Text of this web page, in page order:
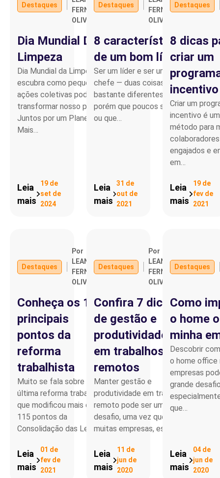
Parceiro de Vendas
Trabalhe Conosco
Destaques
FERNANDO
OLIVEIRA
Dia Mundial Da
Limpeza
Dia Mundial da Limpeza,
escubra como pequenas
ações coletivas podem
transformar nosso plane.
Juntos por um Planeta
Mais…
Leia
mais
19 de
set de
2024
Destaques
FERNANDO
OLIVEIRA
8 características
de um bom líder
Ser um líder e ser um
chefe — duas coisas
bastante diferentes,
porém que poucos sabem
ou que…
Leia
mais
31 de
out de
2021
Destaques
8 dicas
criar um
incentivo
Criar um
incentivo é
método para
engajados e
em…
Leia
mais
19 de
fev de
2021
Destaques
Por
LEANDRO
FERNANDO
OLIVEIRA
Conheça os 10
principais
pontos da
reforma
trabalhista
Muito se fala sobre a
última reforma trabalhista,
que modificou mais de
115 pontos da
Consolidação das Leis…
Leia
mais
01 de
fev de
2021
Destaques
Por
LEANDRO
FERNANDO
OLIVEIRA
Confira 7 dicas
de gestão e
produtividade
em trabalhos
remotos
Manter gestão e
produtividade em trabalho
remoto pode ser um
desafio, uma vez que, para
muitas empresas, essa…
Leia
mais
11 de
jun de
2020
Destaques
Como
o home
minha
Descobrir
o home office
empresas
grande
que…
Leia
mais
04 de
jun de
2020